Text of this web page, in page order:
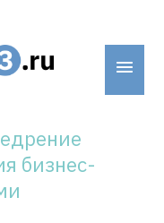
бизнес-